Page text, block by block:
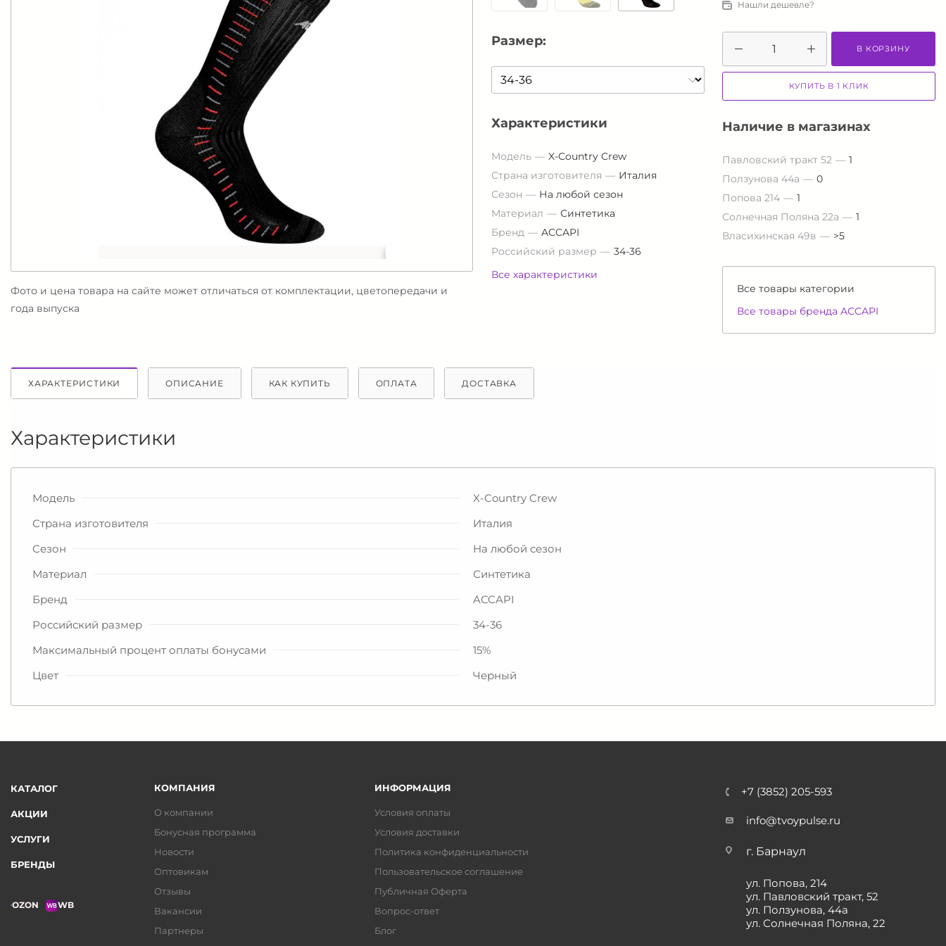
Фото и цена товара на сайте может отличаться от комплектации, цветопередачи и
года выпуска
Размер:
Характеристики
Модель
X-Country Crew
Страна изготовителя
Италия
Сезон
На любой сезон
Материал
Синтетика
Бренд
ACCAPI
Российский размер
34-36
Все характеристики
Нашли дешевле?
В КОРЗИНУ
КУПИТЬ В 1 КЛИК
Наличие в магазинах
Павловский тракт 52
1
Ползунова 44а
0
Попова 214
1
Солнечная Поляна 22а
1
Власихинская 49в
>5
Все товары категории
Все товары бренда ACCAPI
ХАРАКТЕРИСТИКИ ОПИСАНИЕ КАК КУПИТЬ ОПЛАТА ДОСТАВКА
Характеристики
Модель
X-Country Crew
Страна изготовителя
Италия
Сезон
На любой сезон
Материал
Синтетика
Бренд
ACCAPI
Российский размер
34-36
Максимальный процент оплаты бонусами
15%
Цвет
Черный
КАТАЛОГ
АКЦИИ
УСЛУГИ
БРЕНДЫ
OZON WB
КОМПАНИЯ
О компании
Бонусная программа
Новости
Оптовикам
Отзывы
Вакансии
Партнеры
ИНФОРМАЦИЯ
Условия оплаты
Условия доставки
Политика конфиденциальности
Пользовательское соглашение
Публичная Оферта
Вопрос-ответ
Блог
+7 (3852) 205-593
info@tvoypulse.ru
г. Барнаул
ул. Попова, 214
ул. Павловский тракт, 52
ул. Ползунова, 44а
ул. Солнечная Поляна, 22